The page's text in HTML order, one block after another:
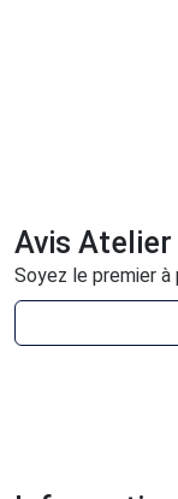
Avis Atelier
Soyez le premier à